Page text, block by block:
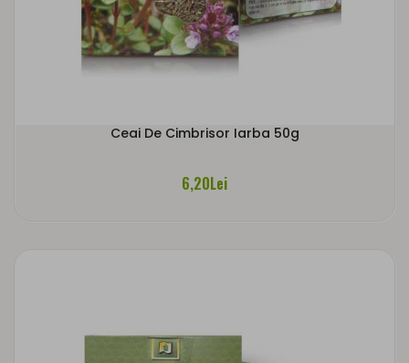
Ceai De Cimbrisor Iarba 50g
6,20Lei